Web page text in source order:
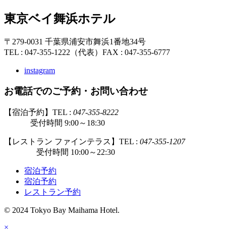
東京ベイ舞浜ホテル
〒279-0031 千葉県浦安市舞浜1番地34号
TEL : 047-355-1222（代表） FAX : 047-355-6777
instagram
お電話でのご予約・お問い合わせ
【宿泊予約】TEL : 047-355-8222
受付時間 9:00～18:30
【レストラン ファインテラス】TEL : 047-355-1207
受付時間 10:00～22:30
宿泊予約
宿泊予約
レストラン予約
© 2024 Tokyo Bay Maihama Hotel.
×